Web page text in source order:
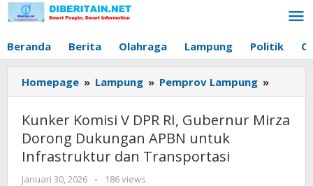
Lewati
ke
Beranda Berita Olahraga Lampung Politik
Homepage » Lampung » Pemprov Lampung »
Komisi
DPR
Kunker Komisi V DPR RI, Gubernur Mirza
Dorong Dukungan APBN untuk
Infrastruktur dan Transportasi
Januari 30, 2026
oleh
-
186 views